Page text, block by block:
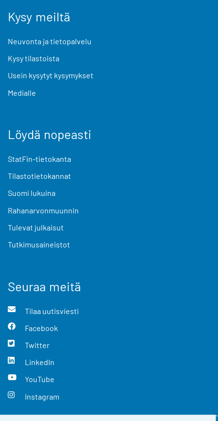
Kysy meiltä
Neuvonta ja tietopalvelu
Kysy tilastoista
Usein kysytyt kysymykset
Medialle
Löydä nopeasti
StatFin-tietokanta
Tilastotietokannat
Suomi lukuina
Rahanarvonmuunnin
Tulevat julkaisut
Tutkimusaineistot
Seuraa meitä
Tilaa uutisviesti
Facebook
Twitter
LinkedIn
YouTube
Instagram